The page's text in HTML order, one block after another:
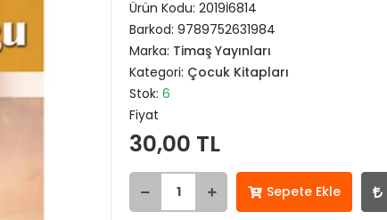
Ürün Kodu:2019İ6814
Barkod:9789752631984
Marka: Timaş Yayınları
Kategori: Çocuk Kitapları
Stok:6
Fiyat
30,00 TL
Sepete Ekle